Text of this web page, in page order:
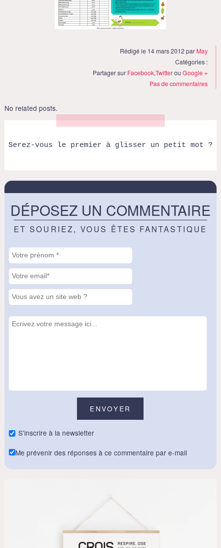
Rédigé le 14 mars 2012 par May
Catégories :
Partager sur Facebook,TwitterouGoogle +
Pas de commentaires
No related posts.
Serez-vous le premier à glisser un petit mot ?
DÉPOSEZ UN COMMENTAIRE
ET SOURIEZ, VOUS ÊTES FANTASTIQUE
S'inscrire à la newsletter
Me prévenir des réponses à ce commentaire par e-mail